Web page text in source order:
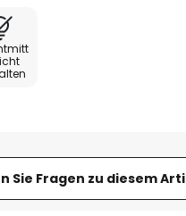
Sie Fragen zu diesem